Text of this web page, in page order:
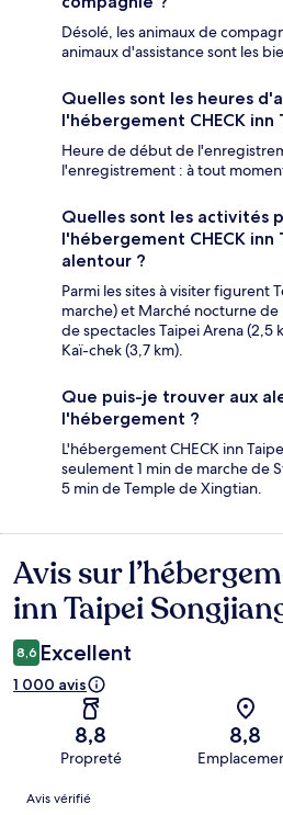
Désolé, les animaux de
animaux d'assistance sont les
Quelles sont les heures
l'hébergement CHECK inn
Heure de début de
l'enregistrement : à tout
Quelles sont les activités
l'hébergement CHECK inn
alentour ?
Parmi les sites à visiter figurent
marche) et Marché nocturne de
de spectacles Taipei Arena (2,5
Kaï-chek (3,7 km).
Que puis-je trouver aux
l'hébergement ?
L'hébergement CHECK inn
seulement 1 min de marche de
5 min de Temple de Xingtian.
Avis
Avis sur
inn Taipei
8,6 Excellent
1 000 avis
8,8
Propreté
8,8
Avis
Avis vérifié